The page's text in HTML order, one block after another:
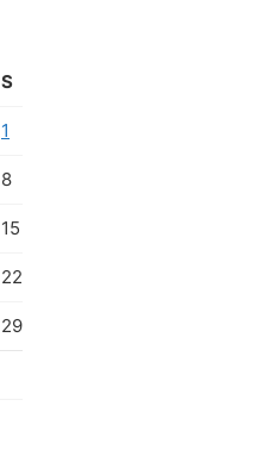
S
1
8
15
22
29